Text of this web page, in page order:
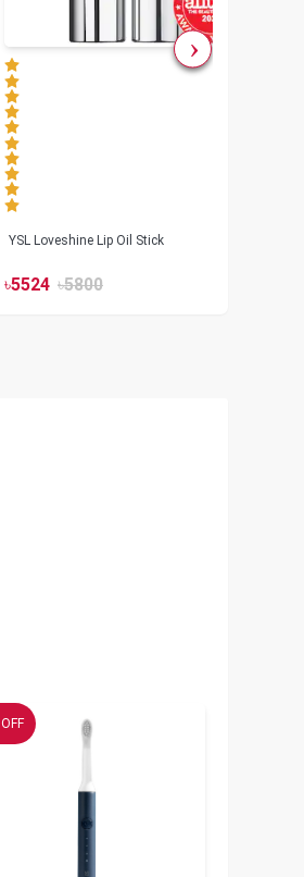
YSL Loveshine Lip Oil Stick
৳5524 ৳5800
OFF